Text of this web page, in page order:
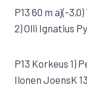
P13 60 m aj(-
2) Olli Ignatius
P13 Korkeus 1)
Ilonen JoensK